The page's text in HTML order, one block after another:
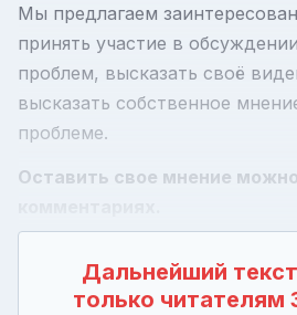
Мы предлагаем
принять участие в
проблем, высказать своё
высказать собственное
проблеме.
Оставить свое мнение
Дальнейший
только читателям